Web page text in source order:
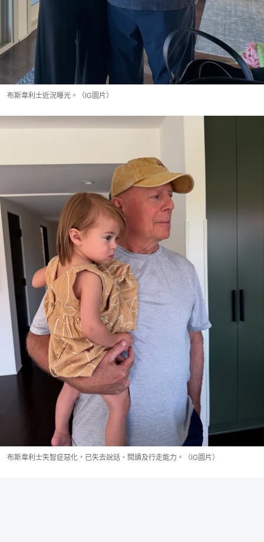
布斯韋利士近況曝光。（IG圖片）
布斯韋利士失智症惡化，已失去說話、閱讀及行走能力。（IG圖片）